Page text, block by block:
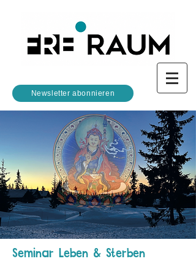
Newsletter abonnieren
Seminar Leben & Sterben